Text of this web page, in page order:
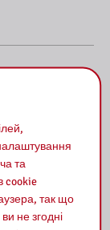
та
cookie
так що
не згодні